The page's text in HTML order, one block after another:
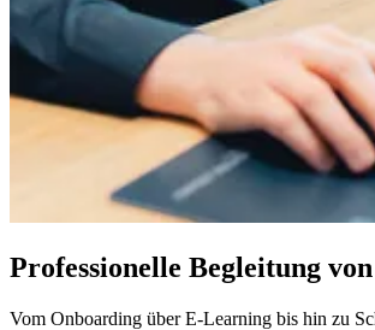
Professionelle Begleitung
Vom Onboarding über E-Learning bis hin zu